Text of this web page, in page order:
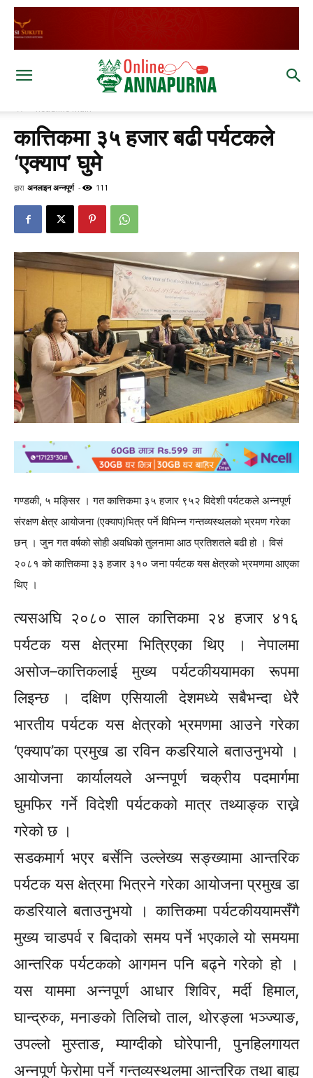
घर headline main
कात्तिकमा ३५ हजार बढी पर्यटकले
‘एक्याप’ घुमे
द्वारा अनलाइन अन्नपूर्ण - 111
गण्डकी, ५ मङ्सिर । गत कात्तिकमा ३५ हजार ९५२ विदेशी पर्यटकले अन्नपूर्ण
संरक्षण क्षेत्र आयोजना (एक्याप)भित्र पर्ने विभिन्न गन्तव्यस्थलको भ्रमण गरेका
छन् । जुन गत वर्षको सोही अवधिको तुलनामा आठ प्रतिशतले बढी हो । विसं
२०८१ को कात्तिकमा ३३ हजार ३१० जना पर्यटक यस क्षेत्रको भ्रमणमा आएका
थिए ।
त्यसअघि २०८० साल कात्तिकमा २४ हजार ४१६
पर्यटक यस क्षेत्रमा भित्रिएका थिए । नेपालमा
असोज–कात्तिकलाई मुख्य पर्यटकीययामका रूपमा
लिइन्छ । दक्षिण एसियाली देशमध्ये सबैभन्दा धेरै
भारतीय पर्यटक यस क्षेत्रको भ्रमणमा आउने गरेका
‘एक्याप’का प्रमुख डा रविन कडरियाले बताउनुभयो ।
आयोजना कार्यालयले अन्नपूर्ण चक्रीय पदमार्गमा
घुमफिर गर्ने विदेशी पर्यटकको मात्र तथ्याङ्क राख्ने
गरेको छ ।
सडकमार्ग भएर बर्सेनि उल्लेख्य सङ्ख्यामा आन्तरिक
पर्यटक यस क्षेत्रमा भित्रने गरेका आयोजना प्रमुख डा
कडरियाले बताउनुभयो । कात्तिकमा पर्यटकीययामसँगै
मुख्य चाडपर्व र बिदाको समय पर्ने भएकाले यो समयमा
आन्तरिक पर्यटकको आगमन पनि बढ्ने गरेको हो ।
यस याममा अन्नपूर्ण आधार शिविर, मर्दी हिमाल,
घान्द्रुक, मनाङको तिलिचो ताल, थोरङ्ला भञ्ज्याङ,
उपल्लो मुस्ताङ, म्याग्दीको घोरेपानी, पुनहिलगायत
अन्नपूर्ण फेरोमा पर्ने गन्तव्यस्थलमा आन्तरिक तथा बाह्य